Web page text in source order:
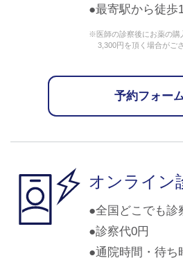
最寄駅から徒歩
※医師の診察後にお薬の購
3,300円を頂く場合がご
予約フォー
オンライン
全国どこでも診
診察代0円
通院時間・待ち